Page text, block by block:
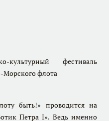
культурный фестиваль
флота
быть!» проводится на
Петра I». Ведь именно